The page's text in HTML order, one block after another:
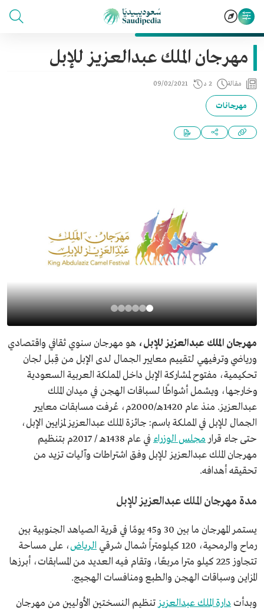
مهرجان الملك عبدالعزيز للإبل
مقالة 2 د 09/02/2021
مهرجانات
مهرجان الملك عبدالعزيز للإبل، هو مهرجان سنوي ثقافي واقتصادي
ورياضي وترفيهي لتقييم معايير الجمال لدى الإبل من قِبل لجان
تحكيمية، مفتوح لمشاركة الإبل داخل المملكة العربية السعودية
وخارجها، ويشمل أشواطًا لسباقات الهجن في ميدان الملك
عبدالعزيز. منذ عام 1420هـ/2000م، عُرفت مسابقات معايير
الجمال للإبل في المملكة باسم: جائزة الملك عبدالعزيز لمزايين الإبل،
حتى جاء قرار مجلس الوزراء
في عام 1438هـ / 2017م بتنظيم
مهرجان الملك عبدالعزيز للإبل وفق اشتراطات وآليات تزيد من
تحقيقه أهدافه.
مدة مهرجان الملك عبدالعزيز للإبل
يستمر المهرجان ما بين 30 و45 يومًا في قرية الصياهد الجنوبية بين
رماح والرمحية، 120 كيلومتراً شمال شرقي
الرياض، على مساحة
تتجاوز 225 كيلو مترا مربعًا، وتقام فيه العديد من المسابقات، أبرزها
المزاين وسباقات الهجن والطبع ومنافسات الهجيج.
وبدأت دارة الملك عبدالعزيز تنظيم النسختين الأوليين من مهرجان